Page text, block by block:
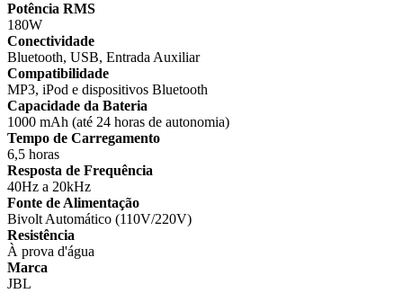
Potência RMS
180W
Conectividade
Bluetooth, USB, Entrada Auxiliar
Compatibilidade
MP3, iPod e dispositivos Bluetooth
Capacidade da Bateria
1000 mAh (até 24 horas de autonomia)
Tempo de Carregamento
6,5 horas
Resposta de Frequência
40Hz a 20kHz
Fonte de Alimentação
Bivolt Automático (110V/220V)
Resistência
À prova d'água
Marca
JBL